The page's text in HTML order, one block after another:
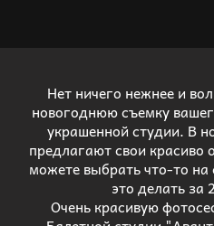
Нет ничего нежнее и
новогоднюю съемку
украшенной студии. В
предлагают свои
можете выбрать что-то на
это делать за
Очень красивую